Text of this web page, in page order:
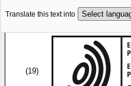
Translate this text into
(19)